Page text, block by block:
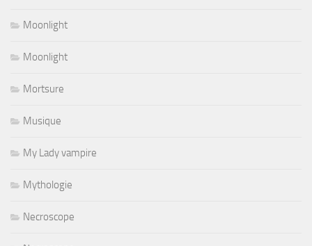
Moonlight
Moonlight
Mortsure
Musique
My Lady vampire
Mythologie
Necroscope